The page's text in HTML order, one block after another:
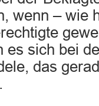
wenn – wie
es sich bei
das